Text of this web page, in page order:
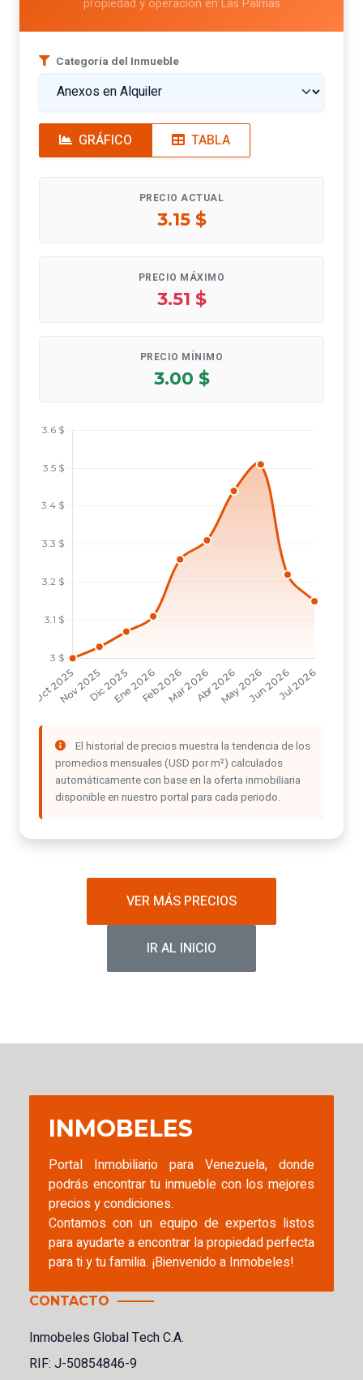
propiedad y operación en Las Palmas
Categoría del Inmueble
GRÁFICO TABLA
PRECIO ACTUAL
3.15 $
PRECIO MÁXIMO
3.51 $
PRECIO MÍNIMO
3.00 $
El historial de precios muestra la tendencia de los
promedios mensuales (USD por m²) calculados
automáticamente con base en la oferta inmobiliaria
disponible en nuestro portal para cada periodo.
VER MÁS PRECIOS
IR AL INICIO
INMOBELES
Portal Inmobiliario para Venezuela, donde
podrás encontrar tu inmueble con los mejores
precios y condiciones.
Contamos con un equipo de expertos listos
para ayudarte a encontrar la propiedad perfecta
para ti y tu familia. ¡Bienvenido a Inmobeles!
CONTACTO
Inmobeles Global Tech C.A.
RIF: J-50854846-9